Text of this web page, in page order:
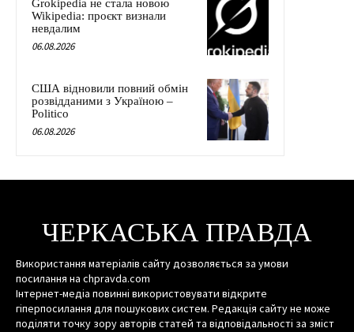
Grokipedia не стала новою
Wikipedia: проєкт визнали
невдалим
06.08.2026
США відновили повний обмін
розвідданими з Україною –
Politico
06.08.2026
ЧЕРКАСЬКА ПРАВДА
Використання матеріалів сайту дозволяється за умови
посилання на chpravda.com
Інтернет-медіа повинні використовувати відкрите
гіперпосилання для пошукових систем. Редакція сайту не може
поділяти точку зору авторів статей та відповідальності за зміст